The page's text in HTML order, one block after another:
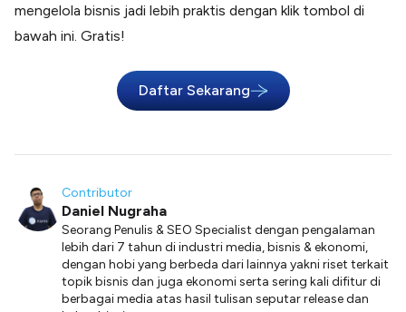
mengelola bisnis jadi lebih praktis dengan klik tombol di
bawah ini. Gratis!
Daftar Sekarang
Contributor
Daniel Nugraha
Seorang Penulis & SEO Specialist dengan pengalaman
lebih dari 7 tahun di industri media, bisnis & ekonomi,
dengan hobi yang berbeda dari lainnya yakni riset terkait
topik bisnis dan juga ekonomi serta sering kali difitur di
berbagai media atas hasil tulisan seputar release dan